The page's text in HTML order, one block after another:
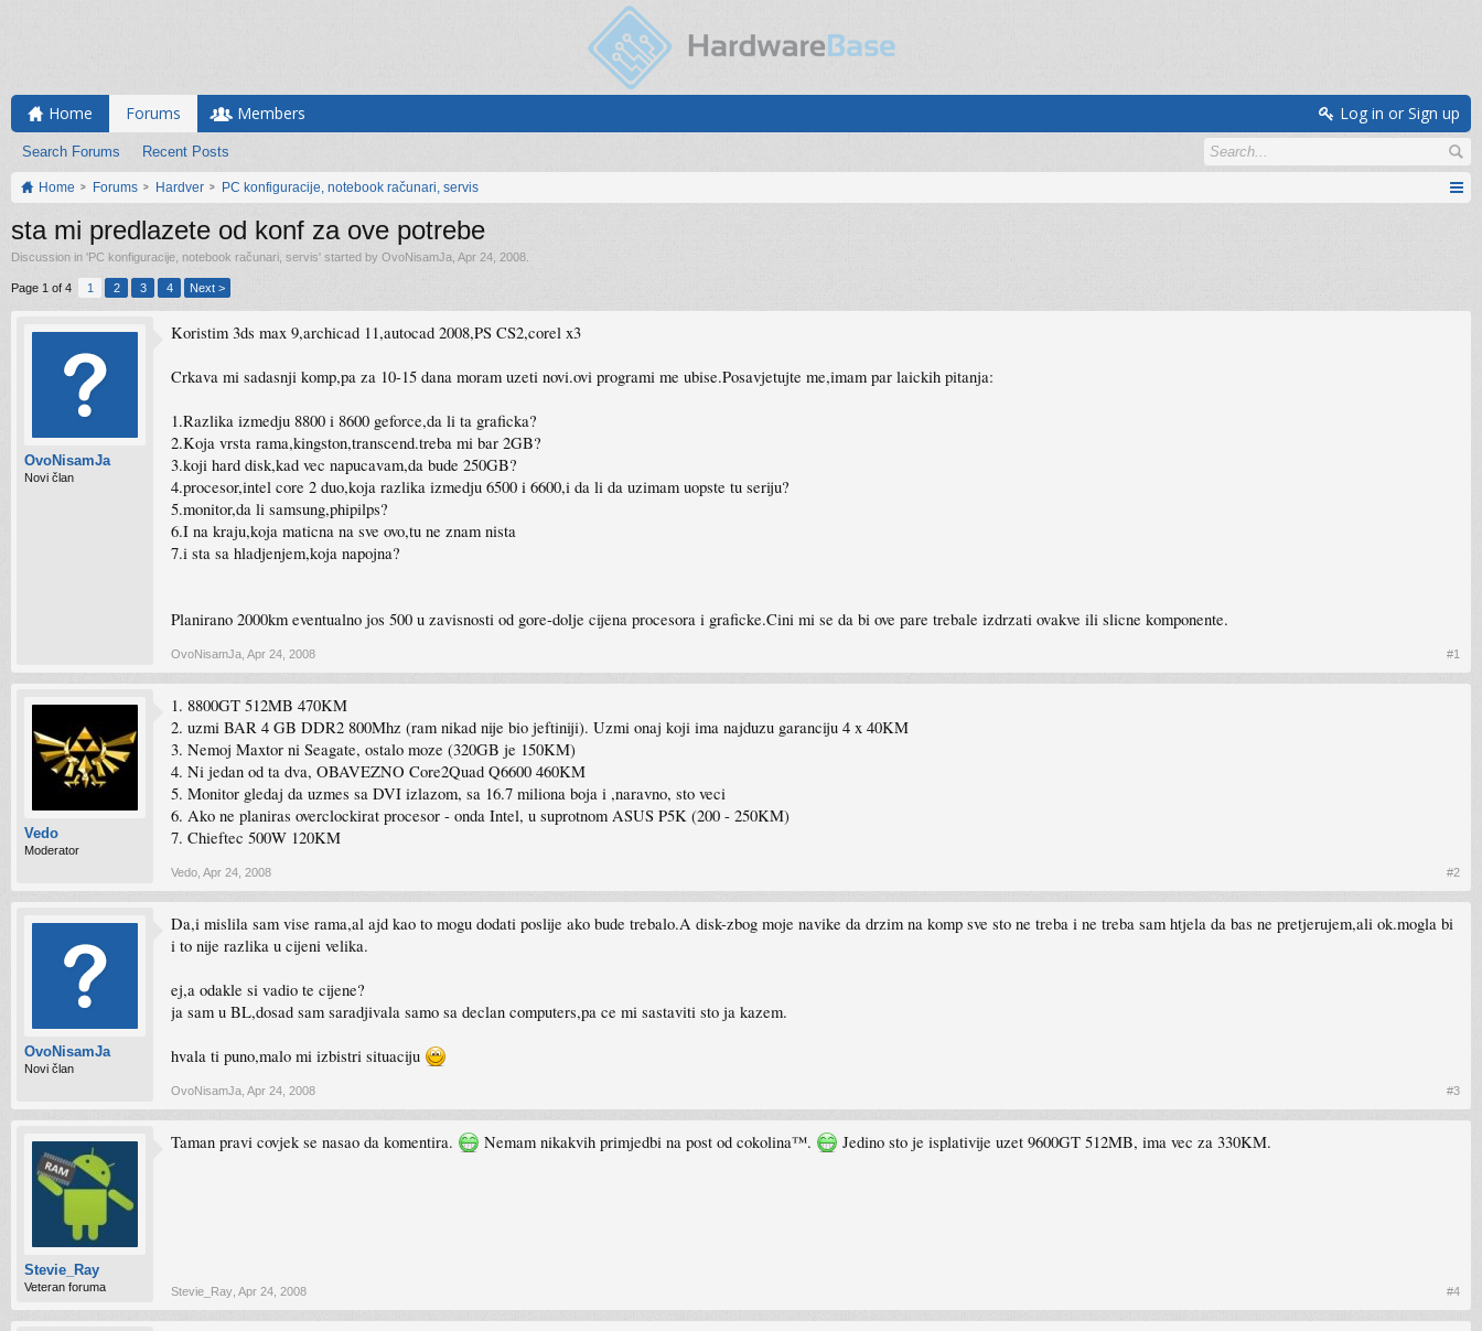
Home Forums
Search Forums Recent Posts
Members Log in or Sign up
Home Forums Hardver PC konfiguracije, notebook računari, servis
sta mi predlazete od konf za ove potrebe
Discussion in 'PC konfiguracije, notebook računari, servis' started by OvoNisamJa Apr 24, 2008
Page 1 of 4 1 2 3 4 Next >
OvoNisamJa
Novi član
Koristim 3ds max 9,archicad 11,autocad 2008,PS CS2,corel x3
Crkava mi sadasnji komp,pa za 10-15 dana moram uzeti novi.ovi programi me ubise.Posavjetujte me,imam par laickih pitanja:
1.Razlika izmedju 8800 i 8600 geforce,da li ta graficka?
2.Koja vrsta rama,kingston,transcend.treba mi bar 2GB?
3.koji hard disk,kad vec napucavam,da bude 250GB?
4.procesor,intel core 2 duo,koja razlika izmedju 6500 i 6600,i da li da uzimam uopste tu seriju?
5.monitor,da li samsung,phipilps?
6.I na kraju,koja maticna na sve ovo,tu ne znam nista
7.i sta sa hladjenjem,koja napojna?
Planirano 2000km eventualno jos 500 u zavisnosti od gore-dolje cijena procesora i graficke.Cini mi se da bi ove pare trebale izdrzati ovakve ili slicne komponente.
OvoNisamJa Apr 24, 2008 #1
Vedo
Moderator
1. 8800GT 512MB 470KM
2. uzmi BAR 4 GB DDR2 800Mhz (ram nikad nije bio jeftiniji). Uzmi onaj koji ima najduzu garanciju 4 x 40KM
3. Nemoj Maxtor ni Seagate, ostalo moze (320GB je 150KM)
4. Ni jedan od ta dva, OBAVEZNO Core2Quad Q6600 460KM
5. Monitor gledaj da uzmes sa DVI izlazom, sa 16.7 miliona boja i ,naravno, sto veci
6. Ako ne planiras overclockirat procesor - onda Intel, u suprotnom ASUS P5K (200 - 250KM)
7. Chieftec 500W 120KM
Vedo Apr 24, 2008 #2
OvoNisamJa
Novi član
Da,i mislila sam vise rama,al ajd kao to mogu dodati poslije ako bude trebalo.A disk-zbog moje navike da drzim na komp sve sto ne treba i ne treba sam htjela da bas ne pretjerujem,ali ok.mogla bi
i to nije razlika u cijeni velika.
ej,a odakle si vadio te cijene?
ja sam u BL,dosad sam saradjivala samo sa declan computers,pa ce mi sastaviti sto ja kazem.
hvala ti puno,malo mi izbistri situaciju
OvoNisamJa Apr 24, 2008 #3
Stevie_Ray
Veteran foruma
Taman pravi covjek se nasao da komentira. Nemam nikakvih primjedbi na post od cokolina™. Jedino sto je isplativije uzet 9600GT 512MB, ima vec za 330KM.
Stevie_Ray Apr 24, 2008 #4